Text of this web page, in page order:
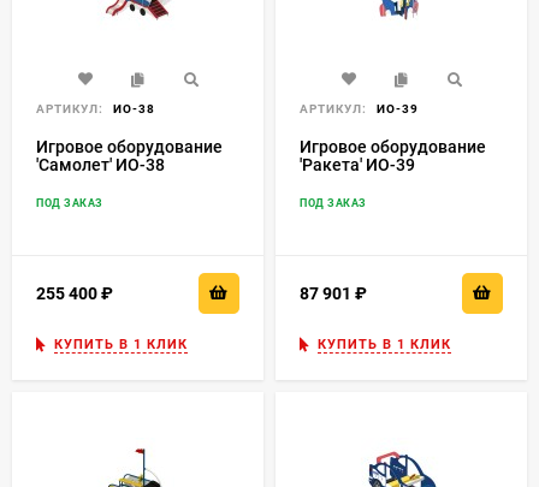
АРТИКУЛ: ИО-38
Игровое оборудование
'Самолет' ИО-38
ПОД ЗАКАЗ
255 400
КУПИТЬ В 1 КЛИК
АРТИКУЛ: ИО-39
Игровое оборудование
'Ракета' ИО-39
ПОД ЗАКАЗ
87 901
КУПИТЬ В 1 КЛИК